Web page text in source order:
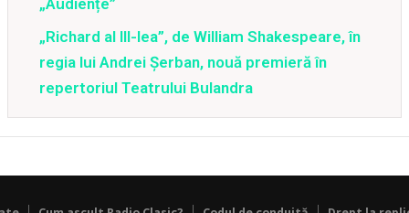
„Audiențe”
„Richard al III-lea”, de William Shakespeare, în
regia lui Andrei Şerban, nouă premieră în
repertoriul Teatrului Bulandra